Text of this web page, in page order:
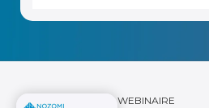
WEBINAIRE